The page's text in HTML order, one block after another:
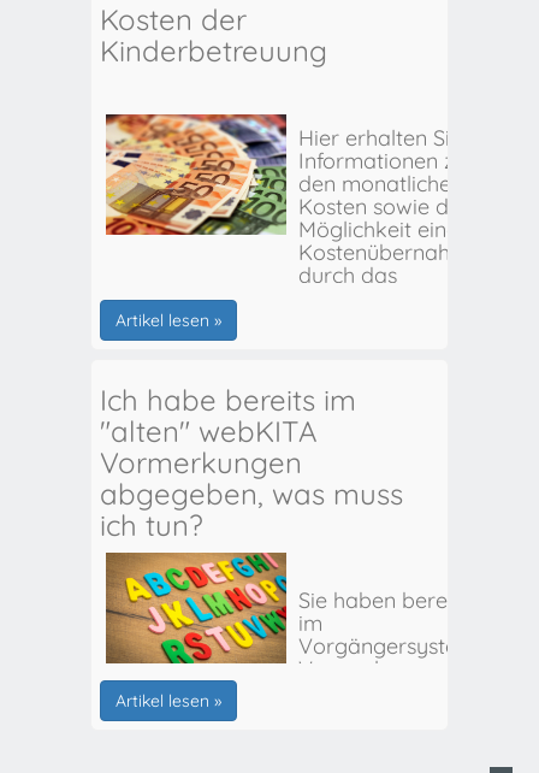
Kosten der
Kinderbetreuung
Hier erhalten Sie
Informationen zu
den monatlichen
Kosten sowie der
Möglichkeit einer
Kostenübernahme
durch das
Artikel lesen »
Ich habe bereits im
"alten" webKITA
Vormerkungen
abgegeben, was muss
ich tun?
Sie haben bereits
im
Vorgängersystem
Vormerkungen
Artikel lesen »